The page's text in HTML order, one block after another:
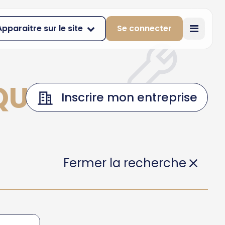
sur le site Se connecter
Inscrire mon entreprise
Fermer la recherche